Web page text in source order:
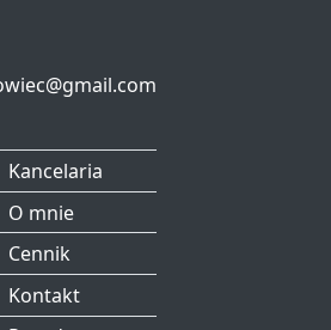
Kancelaria
O mnie
Cennik
Kontakt